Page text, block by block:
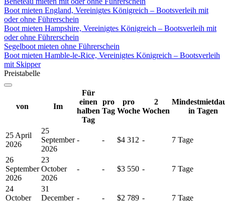
Boot mieten England, Vereinigtes Königreich – Bootsverleih mit
oder ohne Führerschein
Boot mieten Hampshire, Vereinigtes Königreich – Bootsverleih mit
oder ohne Führerschein
Segelboot mieten ohne Führerschein
Boot mieten Hamble-le-Rice, Vereinigtes Königreich – Bootsverleih
mit Skipper
Preistabelle
von Im
Für
einen
halben
Tag
pro
Tag
pro
Woche
2
Wochen
in Tagen
25 April
2026
25
September
2026
- - $4 312 - 7 Tage
26
September
2026
23
October
2026
- - $3 550 - 7 Tage
24
October
31
December - - $2 789 - 7 Tage